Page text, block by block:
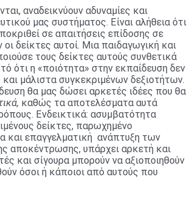
αναδεικνύουν αδυναμίες και
μας συστήματος. Είναι αλήθεια ότι
σε απαιτήσεις επίδοσης σε
δείκτες αυτοί. Μια παιδαγωγική και
τους δείκτες αυτούς συνθετικά
ότι η «ποιότητα» στην εκπαίδευση δεν
μάλιστα συγκεκριμένων δεξιοτήτων.
θα μας δώσει αρκετές ιδέες που θα
καθώς τα αποτελέσματα αυτά
Ενδεικτικά: ασυμβατότητα
δείκτες, παρωχημένο
και επαγγελματική ανάπτυξη των
αποκέντρωσης, υπάρχει αρκετή και
και σίγουρα μπορούν να αξιοποιηθούν
όσοι ή κάποιοι από αυτούς που